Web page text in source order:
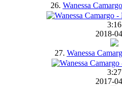
26. Wanessa
3:16
2018-
27. Wanessa
3:27
2017-